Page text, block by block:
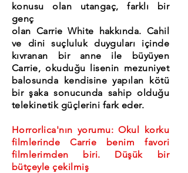
konusu olan utangaç, farklı bir
genç
olan Carrie White hakkında. Cahil
ve dini suçluluk duyguları içinde
kıvranan bir anne ile büyüyen
Carrie, okuduğu lisenin mezuniyet
balosunda kendisine yapılan kötü
bir şaka sonucunda sahip olduğu
telekinetik güçlerini fark eder.
Horrorlica'nın yorumu: Okul korku
filmlerinde Carrie benim favori
filmlerimden biri. Düşük bir
bütçeyle çekilmiş